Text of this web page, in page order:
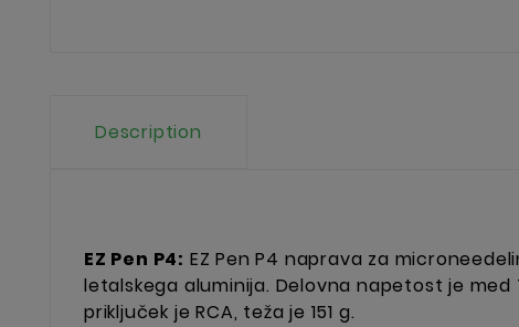
Description
EZ Pen P4: EZ Pen P4 naprava za
letalskega aluminija. Delovna napetost je
priključek je RCA, teža je 151 g.